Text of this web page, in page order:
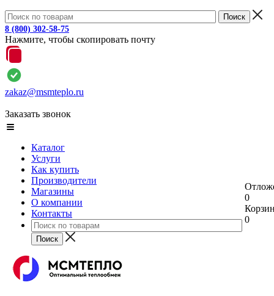
8 (800) 302-58-75
Нажмите, чтобы скопировать почту
zakaz@msmteplo.ru
Заказать звонок
Каталог
Услуги
Как купить
Производители
Магазины
О компании
Контакты
0
0